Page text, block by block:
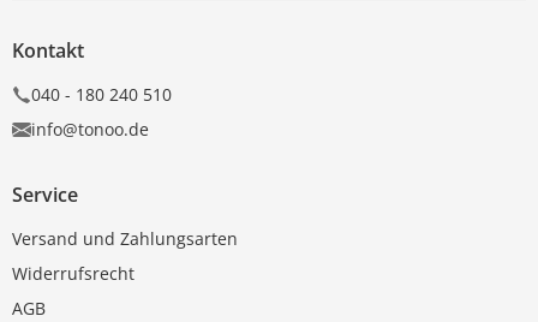
Kontakt
040 - 180 240 510
info@tonoo.de
Service
Versand und Zahlungsarten
Widerrufsrecht
AGB